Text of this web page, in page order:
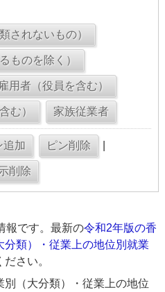
報です。最新の令和2年版の香
分類）・従業上の地位別就業
さい。
（大分類）・従業上の地位